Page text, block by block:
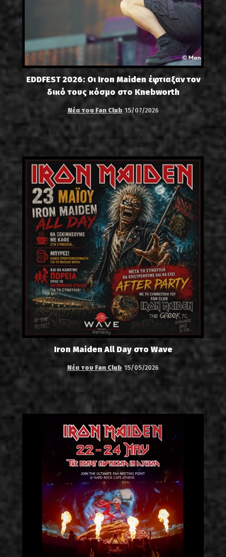
EDDFEST 2026: Οι Iron Maiden έφτιαξαν τον
δικό τους κόσμο στο Knebworth
Νέα του Fan Club 15/07/2026
Iron Maiden All Day στο Wave
Νέα του Fan Club 15/05/2026